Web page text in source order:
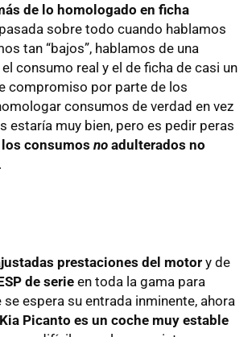
de lo homologado en ficha
sobre todo cuando hablamos
tan “bajos”, hablamos de una
consumo real y el de ficha de casi un
compromiso por parte de los
consumos de verdad en vez
estaría muy bien, pero es pedir peras
los consumos no adulterados no
.
prestaciones del motor y de
de serie en toda la gama para
se espera su entrada inminente, ahora
Picanto es un coche muy estable